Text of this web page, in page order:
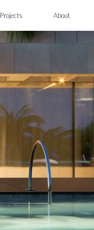
Projects About